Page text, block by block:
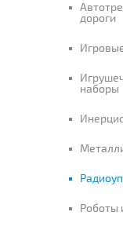
дороги
наборы
Роботы